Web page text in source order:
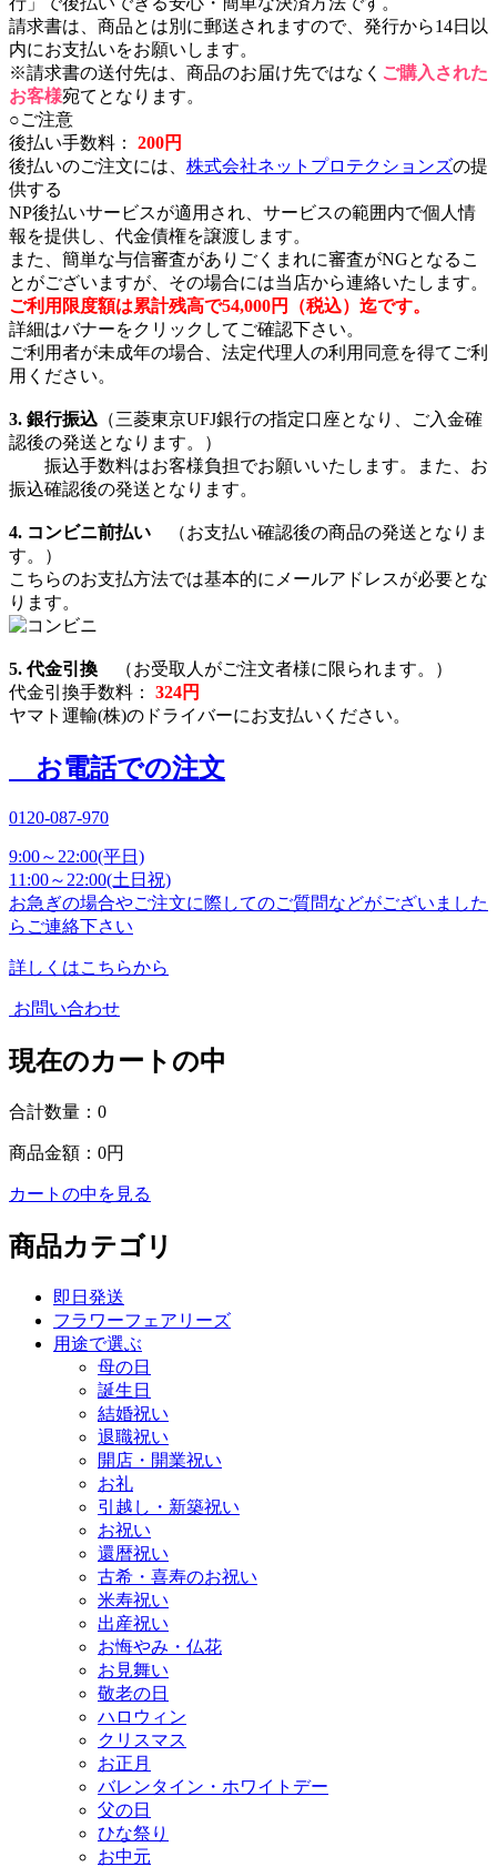
請求書は、商品とは別に郵送されますので、発行から14日以
内にお支払いをお願いします。
※請求書の送付先は、商品のお届け先ではなく ご購入された
お客様宛てとなります。
○ご注意
後払い手数料：
200円
後払いのご注文には、 株式会社ネットプロテクションズの提
供する
NP後払いサービスが適用され、サービスの範囲内で個人情
報を提供し、代金債権を譲渡します。
また、簡単な与信審査がありごくまれに審査がNGとなるこ
とがございますが、その場合には当店から連絡いたします。
ご利用限度額は累計残高で54,000円（税込）迄です。
詳細はバナーをクリックしてご確認下さい。
ご利用者が未成年の場合、法定代理人の利用同意を得てご利
用ください。
3. 銀行振込 （三菱東京UFJ銀行の指定口座となり、ご入金確
認後の発送となります。）
振込手数料はお客様負担でお願いいたします。また、お
振込確認後の発送となります。
4. コンビニ前払い （お支払い確認後の商品の発送となりま
す。）
こちらのお支払方法では基本的にメールアドレスが必要とな
ります。
5. 代金引換 （お受取人がご注文者様に限られます。）
代金引換手数料：
324円
ヤマト運輸(株)のドライバーにお支払いください。
お電話での注文
0120-087-970
9:00～22:00(平日)
11:00～22:00(土日祝)
お急ぎの場合やご注文に際してのご質問などがございました
らご連絡下さい
詳しくはこちらから
お問い合わせ
現在のカートの中
合計数量： 0
商品金額： 0円
カートの中を見る
商品カテゴリ
即日発送
フラワーフェアリーズ
用途で選ぶ
母の日
誕生日
結婚祝い
退職祝い
開店・開業祝い
お礼
引越し・新築祝い
お祝い
還暦祝い
古希・喜寿のお祝い
米寿祝い
出産祝い
お悔やみ・仏花
お見舞い
敬老の日
ハロウィン
クリスマス
お正月
バレンタイン・ホワイトデー
父の日
ひな祭り
お中元